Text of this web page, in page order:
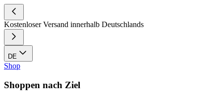
Kostenloser Versand innerhalb Deutschlands
DE
Shop
Shoppen nach Ziel